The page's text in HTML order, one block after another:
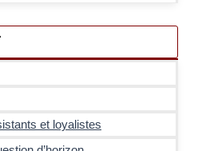
et loyalistes